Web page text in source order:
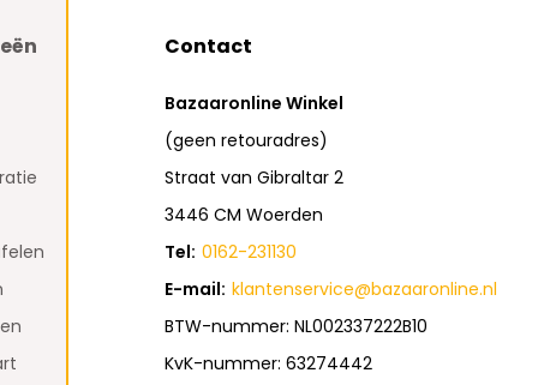
Contact
Bazaaronline Winkel
(geen retouradres)
Straat van Gibraltar 2
3446 CM Woerden
Tel: 0162-231130
E-mail: klantenservice@bazaaronline.nl
BTW-nummer: NL002337222B10
KvK-nummer: 63274442